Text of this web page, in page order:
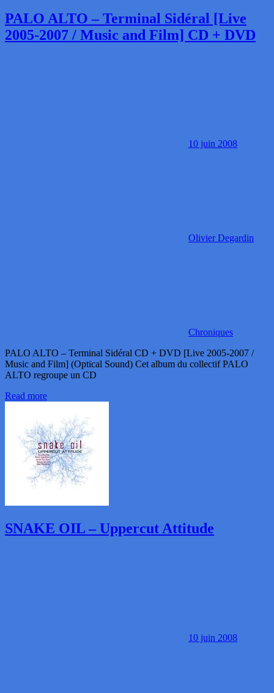
PALO ALTO – Terminal Sidéral [Live
2005-2007 / Music and Film] CD + DVD
10 juin 2008
Olivier Degardin
Chroniques
PALO ALTO – Terminal Sidéral CD + DVD [Live 2005-2007 /
Music and Film] (Optical Sound) Cet album du collectif PALO
ALTO regroupe un CD
Read more
SNAKE OIL – Uppercut Attitude
10 juin 2008